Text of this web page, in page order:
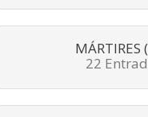
MÁRTIRES
22